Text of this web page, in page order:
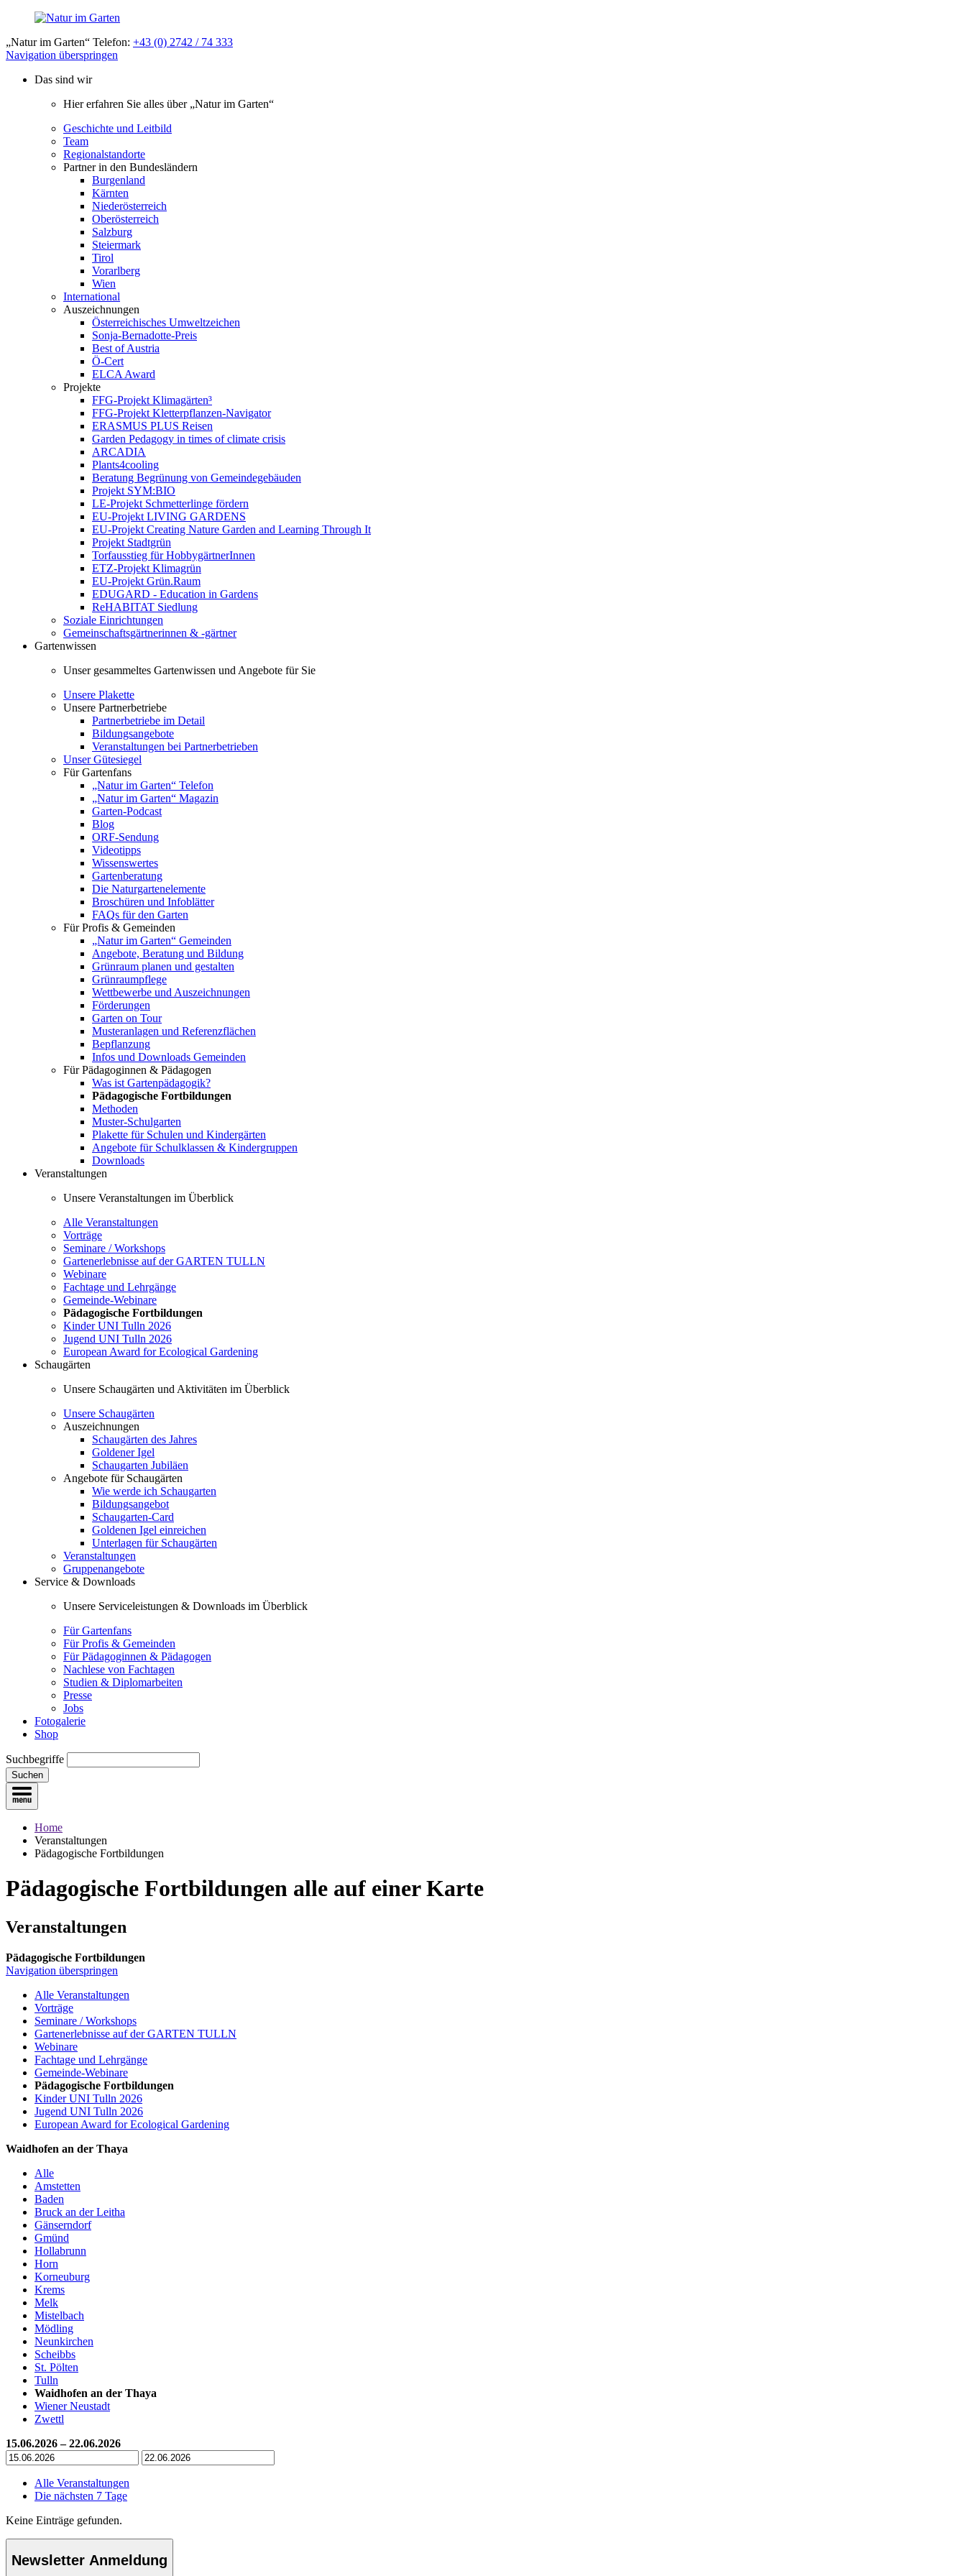
„Natur im Garten“ Telefon: +43 (0) 2742 / 74 333
Navigation überspringen
Das sind wir
Hier erfahren Sie alles über „Natur im Garten“
Geschichte und Leitbild
Team
Regionalstandorte
Partner in den Bundesländern
Burgenland
Kärnten
Niederösterreich
Oberösterreich
Salzburg
Steiermark
Tirol
Vorarlberg
Wien
International
Auszeichnungen
Österreichisches Umweltzeichen
Sonja-Bernadotte-Preis
Best of Austria
Ö-Cert
ELCA Award
Projekte
FFG-Projekt Klimagärten³
FFG-Projekt Kletterpflanzen-Navigator
ERASMUS PLUS Reisen
Garden Pedagogy in times of climate crisis
ARCADIA
Plants4cooling
Beratung Begrünung von Gemeindegebäuden
Projekt SYM:BIO
LE-Projekt Schmetterlinge fördern
EU-Projekt LIVING GARDENS
EU-Projekt Creating Nature Garden and Learning Through It
Projekt Stadtgrün
Torfausstieg für HobbygärtnerInnen
ETZ-Projekt Klimagrün
EU-Projekt Grün.Raum
EDUGARD - Education in Gardens
ReHABITAT Siedlung
Soziale Einrichtungen
Gemeinschaftsgärtnerinnen & -gärtner
Gartenwissen
Unser gesammeltes Gartenwissen und Angebote für Sie
Unsere Plakette
Unsere Partnerbetriebe
Partnerbetriebe im Detail
Bildungsangebote
Veranstaltungen bei Partnerbetrieben
Unser Gütesiegel
Für Gartenfans
„Natur im Garten“ Telefon
„Natur im Garten“ Magazin
Garten-Podcast
Blog
ORF-Sendung
Videotipps
Wissenswertes
Gartenberatung
Die Naturgartenelemente
Broschüren und Infoblätter
FAQs für den Garten
Für Profis & Gemeinden
„Natur im Garten“ Gemeinden
Angebote, Beratung und Bildung
Grünraum planen und gestalten
Grünraumpflege
Wettbewerbe und Auszeichnungen
Förderungen
Garten on Tour
Musteranlagen und Referenzflächen
Bepflanzung
Infos und Downloads Gemeinden
Für Pädagoginnen & Pädagogen
Was ist Gartenpädagogik?
Pädagogische Fortbildungen
Methoden
Muster-Schulgarten
Plakette für Schulen und Kindergärten
Angebote für Schulklassen & Kindergruppen
Downloads
Veranstaltungen
Unsere Veranstaltungen im Überblick
Alle Veranstaltungen
Vorträge
Seminare / Workshops
Gartenerlebnisse auf der GARTEN TULLN
Webinare
Fachtage und Lehrgänge
Gemeinde-Webinare
Pädagogische Fortbildungen
Kinder UNI Tulln 2026
Jugend UNI Tulln 2026
European Award for Ecological Gardening
Schaugärten
Unsere Schaugärten und Aktivitäten im Überblick
Unsere Schaugärten
Auszeichnungen
Schaugärten des Jahres
Goldener Igel
Schaugarten Jubiläen
Angebote für Schaugärten
Wie werde ich Schaugarten
Bildungsangebot
Schaugarten-Card
Goldenen Igel einreichen
Unterlagen für Schaugärten
Veranstaltungen
Gruppenangebote
Service & Downloads
Unsere Serviceleistungen & Downloads im Überblick
Für Gartenfans
Für Profis & Gemeinden
Für Pädagoginnen & Pädagogen
Nachlese von Fachtagen
Studien & Diplomarbeiten
Presse
Jobs
Fotogalerie
Shop
Suchbegriffe
Suchen
Home
Veranstaltungen
Pädagogische Fortbildungen
Pädagogische Fortbildungen alle auf einer Karte
Veranstaltungen
Pädagogische Fortbildungen
Navigation überspringen
Alle Veranstaltungen
Vorträge
Seminare / Workshops
Gartenerlebnisse auf der GARTEN TULLN
Webinare
Fachtage und Lehrgänge
Gemeinde-Webinare
Pädagogische Fortbildungen
Kinder UNI Tulln 2026
Jugend UNI Tulln 2026
European Award for Ecological Gardening
Waidhofen an der Thaya
Alle
Amstetten
Baden
Bruck an der Leitha
Gänserndorf
Gmünd
Hollabrunn
Horn
Korneuburg
Krems
Melk
Mistelbach
Mödling
Neunkirchen
Scheibbs
St. Pölten
Tulln
Waidhofen an der Thaya
Wiener Neustadt
Zwettl
15.06.2026 – 22.06.2026
Alle Veranstaltungen
Die nächsten 7 Tage
Keine Einträge gefunden.
Newsletter Anmeldung